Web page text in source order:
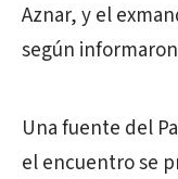
Aznar, y el
según
Una fuente del
el encuentro se